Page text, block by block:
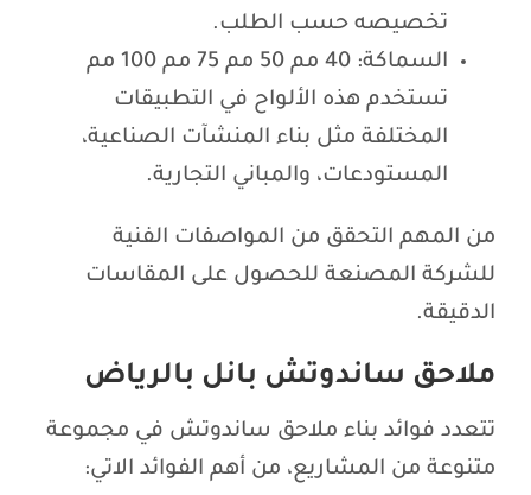
تخصيصه حسب الطلب.
السماكة: 40 مم 50 مم 75 مم 100 مم
تستخدم هذه الألواح في التطبيقات
المختلفة مثل بناء المنشآت الصناعية،
المستودعات، والمباني التجارية.
من المهم التحقق من المواصفات الفنية
للشركة المصنعة للحصول على المقاسات
الدقيقة.
ملاحق ساندوتش بانل بالرياض
تتعدد فوائد بناء ملاحق ساندوتش في مجموعة
متنوعة من المشاريع، من أهم الفوائد الاتي: